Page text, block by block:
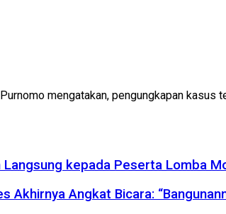
mengatakan, pengungkapan
Langsung kepada Peserta Lomba
Akhirnya Angkat Bicara: